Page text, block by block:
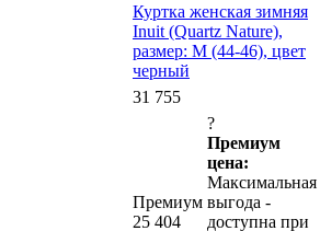
Куртка женская зимняя
Inuit (Quartz Nature),
размер: M (44-46), цвет
черный
31 755
Премиум
25 404
?
Премиум
цена:
Максимальная
выгода -
доступна при